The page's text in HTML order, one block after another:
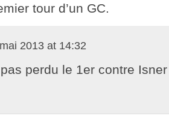
tour d’un GC.
2013 at 14:32
perdu le 1er contre